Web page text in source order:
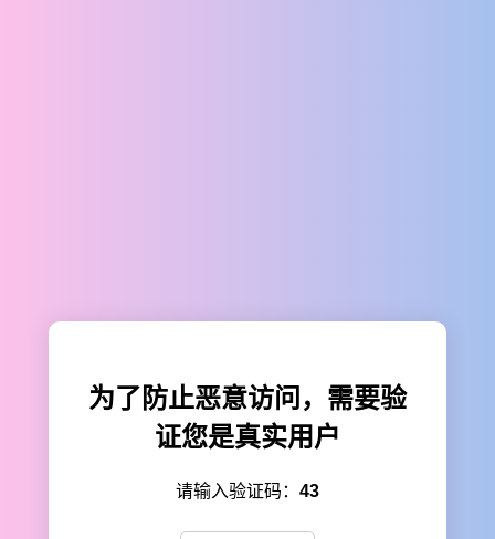
为了防止恶意访问，需要验
证您是真实用户
请输入验证码： 43